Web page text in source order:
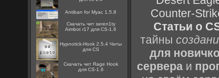
Antiban for Myac 1.5.8
Скачать чит seren1ty
Aimbot r17 для CS-1.6
Hypnotick-Hook 2.5.4 Читы
для CS
Скачать чит Rage Hook
для CS-1.6
Counter-
Статьи о
тайны
для
сервера и